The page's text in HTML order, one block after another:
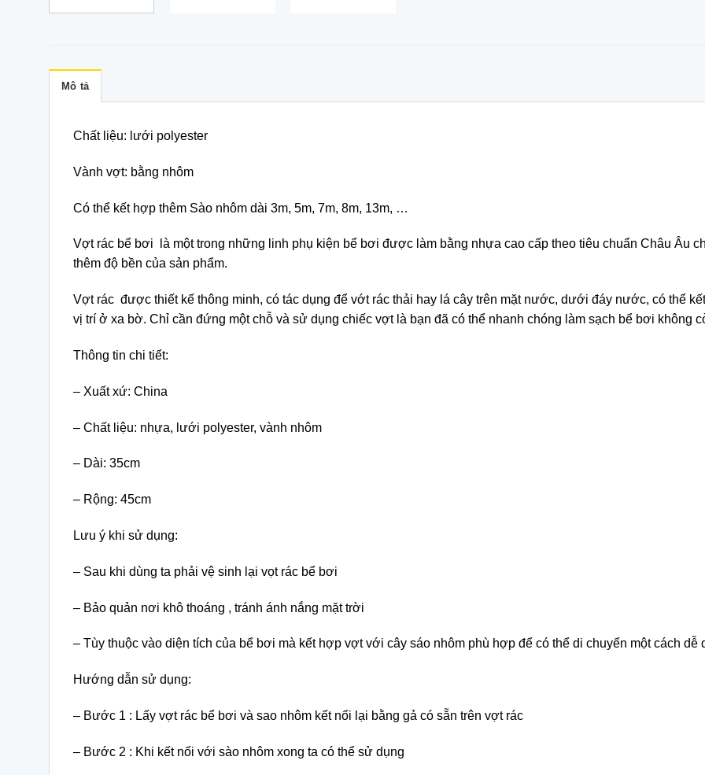
Mô tả
Chất liệu: lưới polyester
Vành vợt: bằng nhôm
Có thể kết hợp thêm Sào nhôm dài 3m, 5m, 7m, 8m, 13m, …
Vợt rác bể bơi là một trong những linh phụ kiện bể bơi được làm bằng nhựa cao cấp theo tiêu chuẩn Châu Âu
thêm độ bền của sản phẩm.
Vợt rác được thiết kế thông minh, có tác dụng để vớt rác thải hay lá cây trên mặt nước, dưới đáy nước, có thể
vị trí ở xa bờ. Chỉ cần đứng một chỗ và sử dụng chiếc vợt là bạn đã có thể nhanh chóng làm sạch bể bơi không
Thông tin chi tiết:
– Xuất xứ: China
– Chất liệu: nhựa, lưới polyester, vành nhôm
– Dài: 35cm
– Rộng: 45cm
Lưu ý khi sử dụng:
– Sau khi dùng ta phải vệ sinh lại vọt rác bể bơi
– Bảo quản nơi khô thoáng , tránh ánh nắng mặt trời
– Tùy thuộc vào diện tích của bể bơi mà kết hợp vợt với cây sáo nhôm phù hợp để có thể di chuyển một cách dễ
Hướng dẫn sử dụng:
– Bước 1 : Lấy vợt rác bể bơi và sao nhôm kết nối lại bằng gả có sẵn trên vợt rác
– Bước 2 : Khi kết nối với sào nhôm xong ta có thể sử dụng